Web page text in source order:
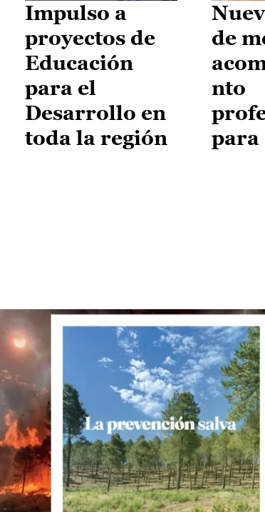
Impulso a
proyectos de
Educación
para el
Desarrollo en
toda la región
de
nto
para